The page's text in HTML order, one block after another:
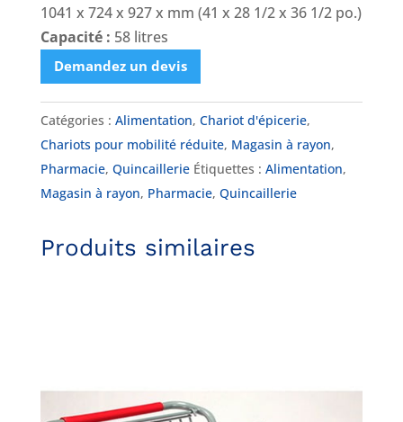
1041 x 724 x 927 x mm (41 x 28 1/2 x 36 1/2 po.)
Capacité : 58 litres
Demandez un devis
Catégories : Alimentation, Chariot d'épicerie,
Chariots pour mobilité réduite, Magasin à rayon,
Pharmacie, Quincaillerie Étiquettes : Alimentation,
Magasin à rayon, Pharmacie, Quincaillerie
Produits similaires